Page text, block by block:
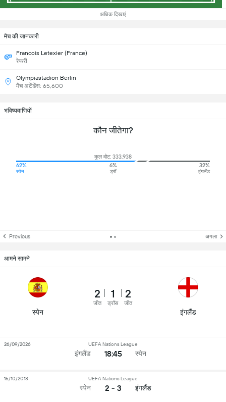
अधिक दिखाएं
मैच की जानकारी
Francois Letexier (France)
रेफरी
Olympiastadion Berlin
मैच अटेंडेंस: 65,600
भविष्यवाणियों
कौन जीतेगा?
कुल वोट: 333,938
62%
स्पेन
6%
ड्रॉ
32%
इंगलैंड
Previous अगला
आमने सामने
स्पेन
2
जीत
1
ड्रॉस
2
जीत
इंगलैंड
इंगलैंड
UEFA Nations League
18:45 स्पेन
26/09/2026
स्पेन
UEFA Nations League
2 - 3 इंगलैंड
15/10/2018